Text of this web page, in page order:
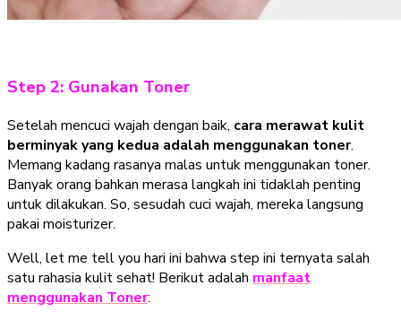
Step 2: Gunakan Toner
Setelah mencuci wajah dengan baik, cara merawat kulit
berminyak yang kedua adalah menggunakan toner.
Memang kadang rasanya malas untuk menggunakan toner.
Banyak orang bahkan merasa langkah ini tidaklah penting
untuk dilakukan. So, sesudah cuci wajah, mereka langsung
pakai moisturizer.
Well, let me tell you hari ini bahwa step ini ternyata salah
satu rahasia kulit sehat! Berikut adalah manfaat
menggunakan Toner: